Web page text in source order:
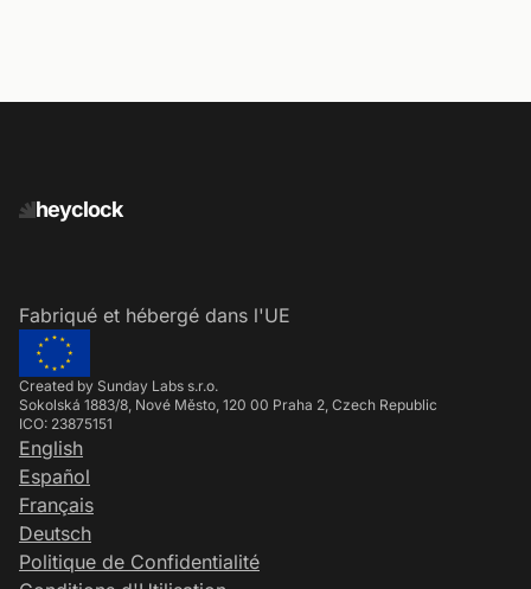
heyclock
Fabriqué et hébergé dans l'UE
Created by Sunday Labs s.r.o.
Sokolská 1883/8, Nové Město, 120 00 Praha 2, Czech Republic
ICO: 23875151
English
Español
Français
Deutsch
Politique de Confidentialité